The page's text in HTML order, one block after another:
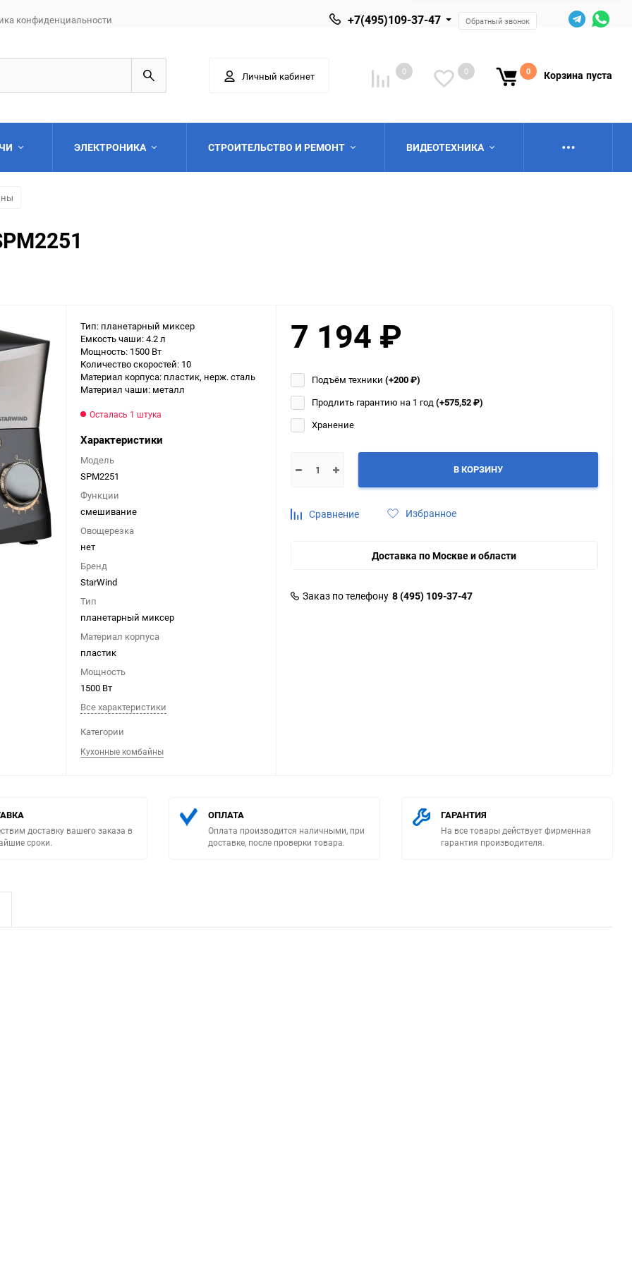
конфиденциальности +7(495)109-37-47 Обратный звонок
Личный кабинет 0 0 0 Корзина пуста
Выберите категорию
Выберите категорию
ЭЛЕКТРОНИКА СТРОИТЕЛЬСТВО И РЕМОНТ
Выберите категорию
ВИДЕОТЕХНИКА
Тип: планетарный миксер
Емкость чаши: 4.2 л
Мощность: 1500 Вт
Количество скоростей: 10
Материал корпуса: пластик, нерж. сталь
Материал чаши: металл
Осталась 1 штука
Характеристики
Модель
SPM2251
Функции
смешивание
Овощерезка
нет
Бренд
StarWind
Тип
планетарный миксер
Материал корпуса
пластик
Мощность
1500 Вт
Все характеристики
Категории
Кухонные комбайны
7 194 ₽
Подъём техники (+200₽)
Продлить гарантию на 1 год(+575,52₽)
Хранение
В КОРЗИНУ
Сравнение Избранное
Доставка по Москве и области
Заказ по телефону 8 (495) 109-37-47
доставку вашего заказа в
сроки.
ОПЛАТА
Оплата производится наличными, при
доставке, после проверки товара.
ГАРАНТИЯ
На все товары действует фирменная
гарантия производителя.